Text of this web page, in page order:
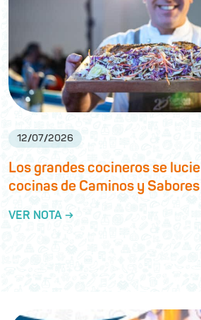
12/07/2026
Los grandes cocineros se
cocinas de Caminos y
VER NOTA →